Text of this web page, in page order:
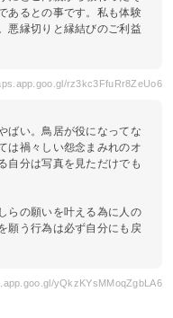
あるとの事です。私も体験
悪縁切りと縁結びのご利益
rz3kc3FfuRr8ZeUo6
ばい。鳥居が役になってな
は禍々しい怨念まみれのオ
自分は写真を見ただけでも
らの願いを叶える為に人の
願う行為は必ず自分にも戻
yQkzKYsMMoqZgbLA6